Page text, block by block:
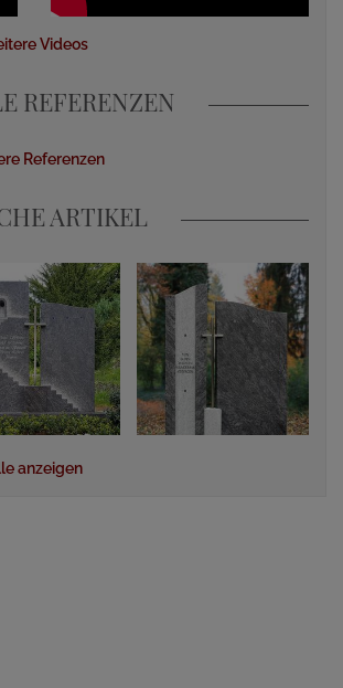
Videos
REFERENZEN
Referenzen
ARTIKEL
anzeigen